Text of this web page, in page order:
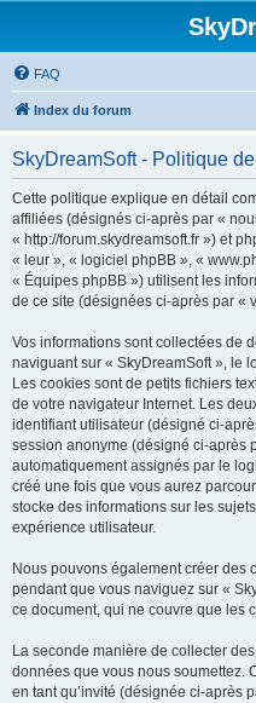
FAQ
Index du forum
SkyDreamSoft - Politique
Cette politique explique en détail
affiliées (désignés ci-après par «
« http://forum.skydreamsoft.fr ») et
« leur », « logiciel phpBB », «
« Équipes phpBB ») utilisent les
de ce site (désignées ci-après par «
Vos informations sont collectées de
naviguant sur « SkyDreamSoft », le
Les cookies sont de petits fichiers
de votre navigateur Internet. Les
identifiant utilisateur (désigné ci-
session anonyme (désigné ci-après
automatiquement assignés par le
créé une fois que vous aurez
stocke des informations sur les
expérience utilisateur.
Nous pouvons également créer des
pendant que vous naviguez sur «
ce document, qui ne couvre que les
La seconde manière de collecter
données que vous nous soumettez.
en tant qu’invité (désignée ci-après